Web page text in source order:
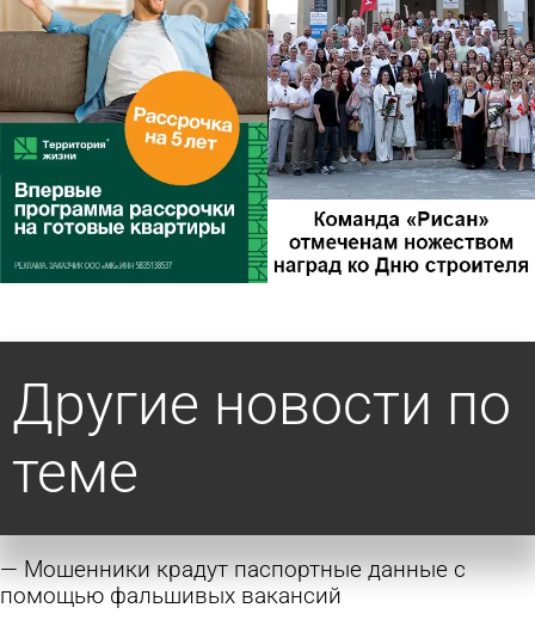
Другие новости по
теме
Мошенники крадут паспортные данные с
помощью фальшивых вакансий